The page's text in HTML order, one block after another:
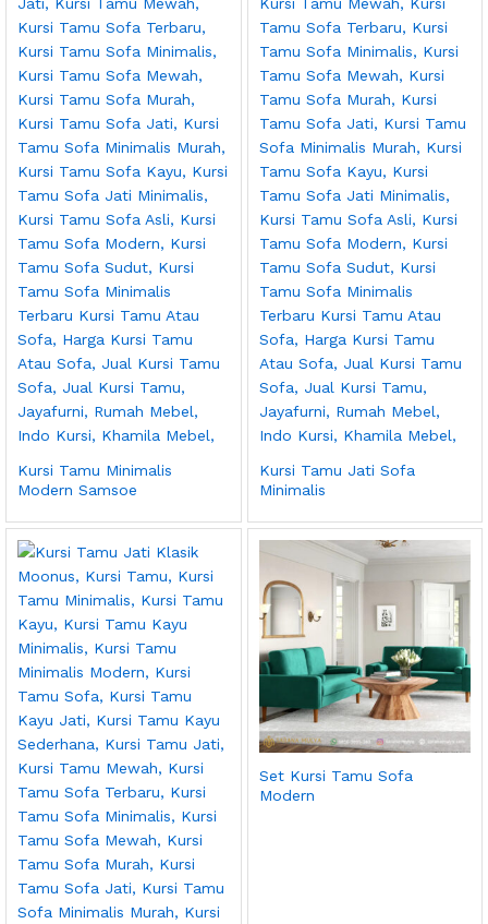
Kursi Tamu Minimalis
Modern Samsoe
Kursi Tamu Jati Sofa
Minimalis
Set Kursi Tamu Sofa
Modern